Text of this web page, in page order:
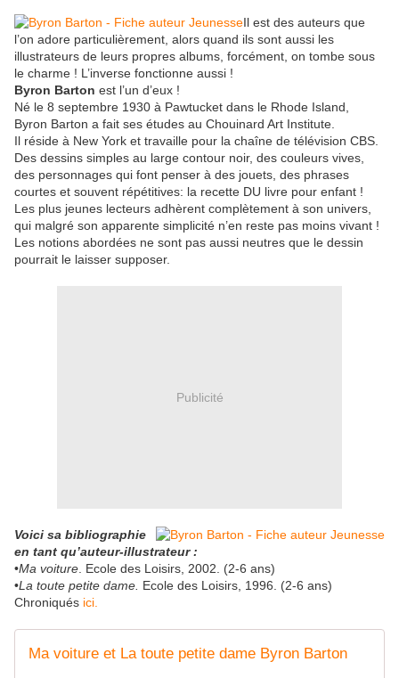
Il est des auteurs que
l’on adore particulièrement, alors quand ils sont aussi les
illustrateurs de leurs propres albums, forcément, on tombe sous
le charme ! L’inverse fonctionne aussi !
Byron Barton est l’un d’eux !
Né le 8 septembre 1930 à Pawtucket dans le Rhode Island,
Byron Barton a fait ses études au Chouinard Art Institute.
Il réside à New York et travaille pour la chaîne de télévision CBS.
Des dessins simples au large contour noir, des couleurs vives,
des personnages qui font penser à des jouets, des phrases
courtes et souvent répétitives: la recette DU livre pour enfant !
Les plus jeunes lecteurs adhèrent complètement à son univers,
qui malgré son apparente simplicité n’en reste pas moins vivant !
Les notions abordées ne sont pas aussi neutres que le dessin
pourrait le laisser supposer.
Publicité
Voici sa bibliographie
en tant qu’auteur-illustrateur :
•Ma voiture . Ecole des Loisirs, 2002. (2-6 ans)
•La toute petite dame. Ecole des Loisirs, 1996. (2-6 ans)
Chroniqués ici.
Ma voiture et La toute petite dame Byron Barton